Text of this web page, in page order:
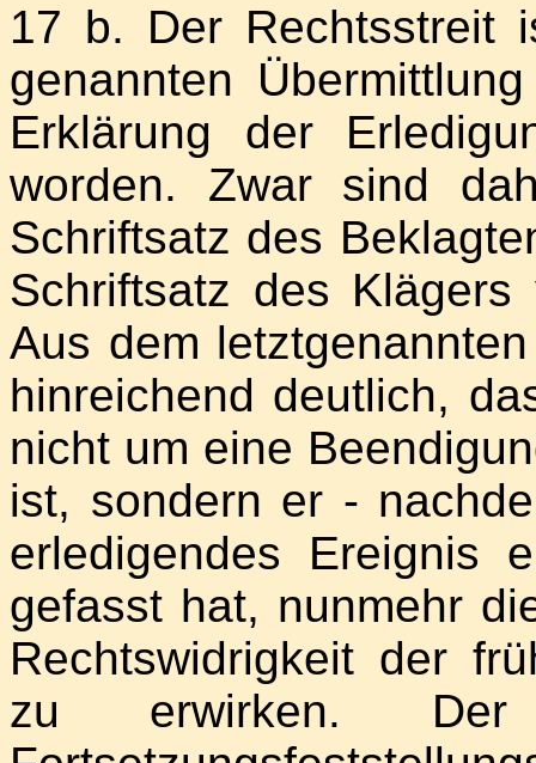
17 b. Der Rechtsstreit
genannten
Erklärung der
worden. Zwar sind
Schriftsatz des
Schriftsatz des
Aus dem
hinreichend deutlich,
nicht um eine
ist, sondern er -
erledigendes Ereignis
gefasst hat, nunmehr
Rechtswidrigkeit der
zu erwirken.